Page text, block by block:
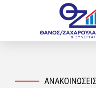
ΑΝΑΚΟΙΝΏΣΕΙΣ